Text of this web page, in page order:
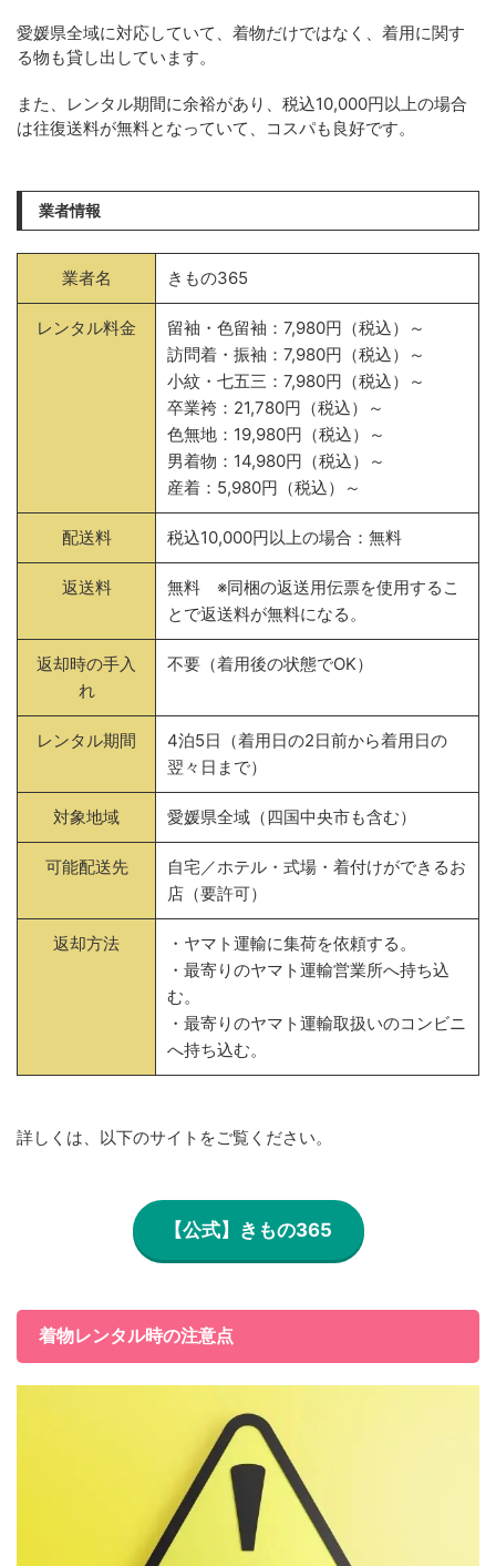
愛媛県全域に対応していて、着物だけではなく、着用に関す
る物も貸し出しています。
また、レンタル期間に余裕があり、税込10,000円以上の場合
は往復送料が無料となっていて、コスパも良好です。
業者情報
業者名 きもの365
レンタル料金
留袖・色留袖：7,980円（税込）～
訪問着・振袖：7,980円（税込）～
小紋・七五三：7,980円（税込）～
卒業袴：21,780円（税込）～
色無地：19,980円（税込）～
男着物：14,980円（税込）～
産着：5,980円（税込）～
配送料 税込10,000円以上の場合：無料
返送料
無料 ※同梱の返送用伝票を使用するこ
とで返送料が無料になる。
返却時の手入
れ
不要（着用後の状態でOK）
レンタル期間
4泊5日（着用日の2日前から着用日の
翌々日まで）
対象地域 愛媛県全域（四国中央市も含む）
可能配送先
自宅／ホテル・式場・着付けができるお
店（要許可）
返却方法
・ヤマト運輸に集荷を依頼する。
・最寄りのヤマト運輸営業所へ持ち込
む。
・最寄りのヤマト運輸取扱いのコンビニ
へ持ち込む。
詳しくは、以下のサイトをご覧ください。
【公式】きもの365
着物レンタル時の注意点